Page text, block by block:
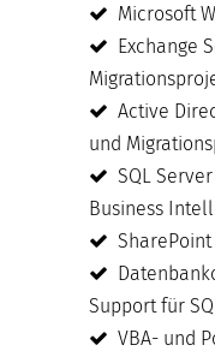
Microsoft
Exchange
Active
und
SQL
Business
Support für
VBA- und